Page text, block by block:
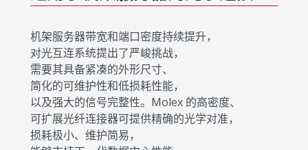
机架服务器带宽和端口密度持续提升，
对光互连系统提出了严峻挑战，
需要其具备紧凑的外形尺寸、
简化的可维护性和低损耗性能，
以及强大的信号完整性。Molex 的高密度、
可扩展光纤连接器可提供精确的光学对准，
损耗极小、维护简易，